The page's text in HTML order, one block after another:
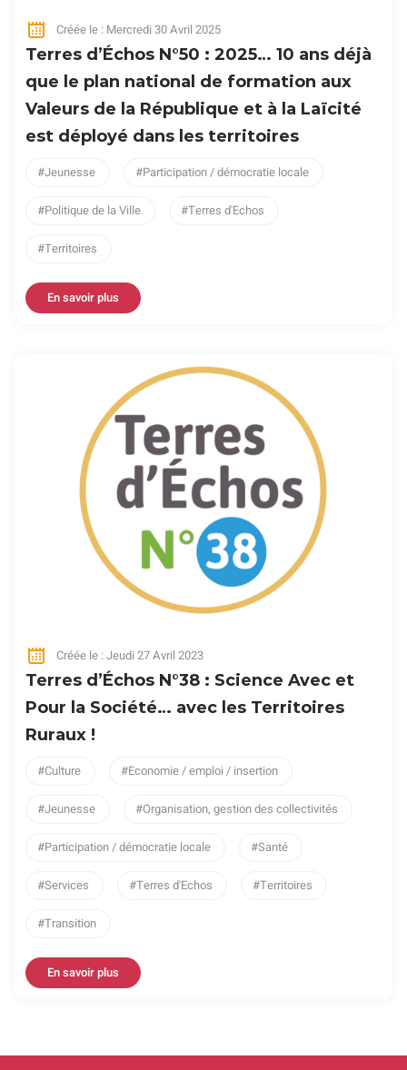
Créée le : Mercredi 30 Avril 2025
Terres d’Échos N°50 : 2025… 10 ans déjà
que le plan national de formation aux
Valeurs de la République et à la Laïcité
est déployé dans les territoires
Jeunesse Participation / démocratie locale
Politique de la Ville Terres d'Echos
Territoires
En savoir plus
Créée le : Jeudi 27 Avril 2023
Terres d’Échos N°38 : Science Avec et
Pour la Société… avec les Territoires
Ruraux !
Culture Economie / emploi / insertion
Jeunesse Organisation, gestion des collectivités
Participation / démocratie locale Santé
Services Terres d'Echos Territoires
Transition
En savoir plus